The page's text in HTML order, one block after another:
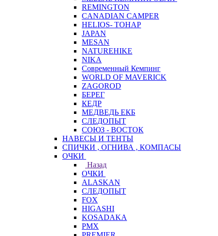
REMINGTON
CANADIAN CAMPER
HELIOS- ТОНАР
JAPAN
MESAN
NATUREHIKE
NIKA
Современный Кемпинг
WORLD OF MAVERICK
ZAGOROD
БЕРЕГ
КЕДР
МЕДВЕДЬ ЕКБ
СЛЕДОПЫТ
СОЮЗ - ВОСТОК
НАВЕСЫ И ТЕНТЫ
СПИЧКИ , ОГНИВА , КОМПАСЫ
ОЧКИ
Назад
ОЧКИ
ALASKAN
СЛЕДОПЫТ
FOX
HIGASHI
KOSADAKA
PMX